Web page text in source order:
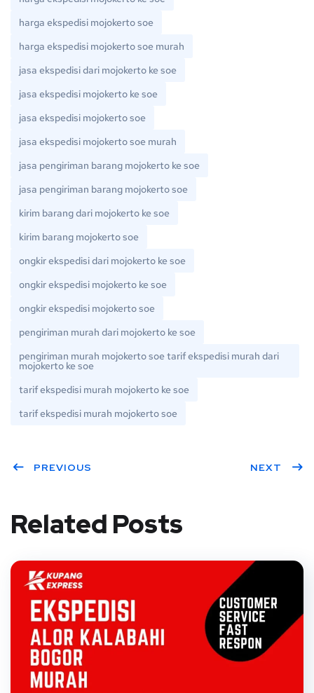
harga ekspedisi mojokerto soe
harga ekspedisi mojokerto soe murah
jasa ekspedisi dari mojokerto ke soe
jasa ekspedisi mojokerto ke soe
jasa ekspedisi mojokerto soe
jasa ekspedisi mojokerto soe murah
jasa pengiriman barang mojokerto ke soe
jasa pengiriman barang mojokerto soe
kirim barang dari mojokerto ke soe
kirim barang mojokerto soe
ongkir ekspedisi dari mojokerto ke soe
ongkir ekspedisi mojokerto ke soe
ongkir ekspedisi mojokerto soe
pengiriman murah dari mojokerto ke soe
pengiriman murah mojokerto soe tarif ekspedisi murah dari
mojokerto ke soe
tarif ekspedisi murah mojokerto ke soe
tarif ekspedisi murah mojokerto soe
PREVIOUS NEXT
Related Posts